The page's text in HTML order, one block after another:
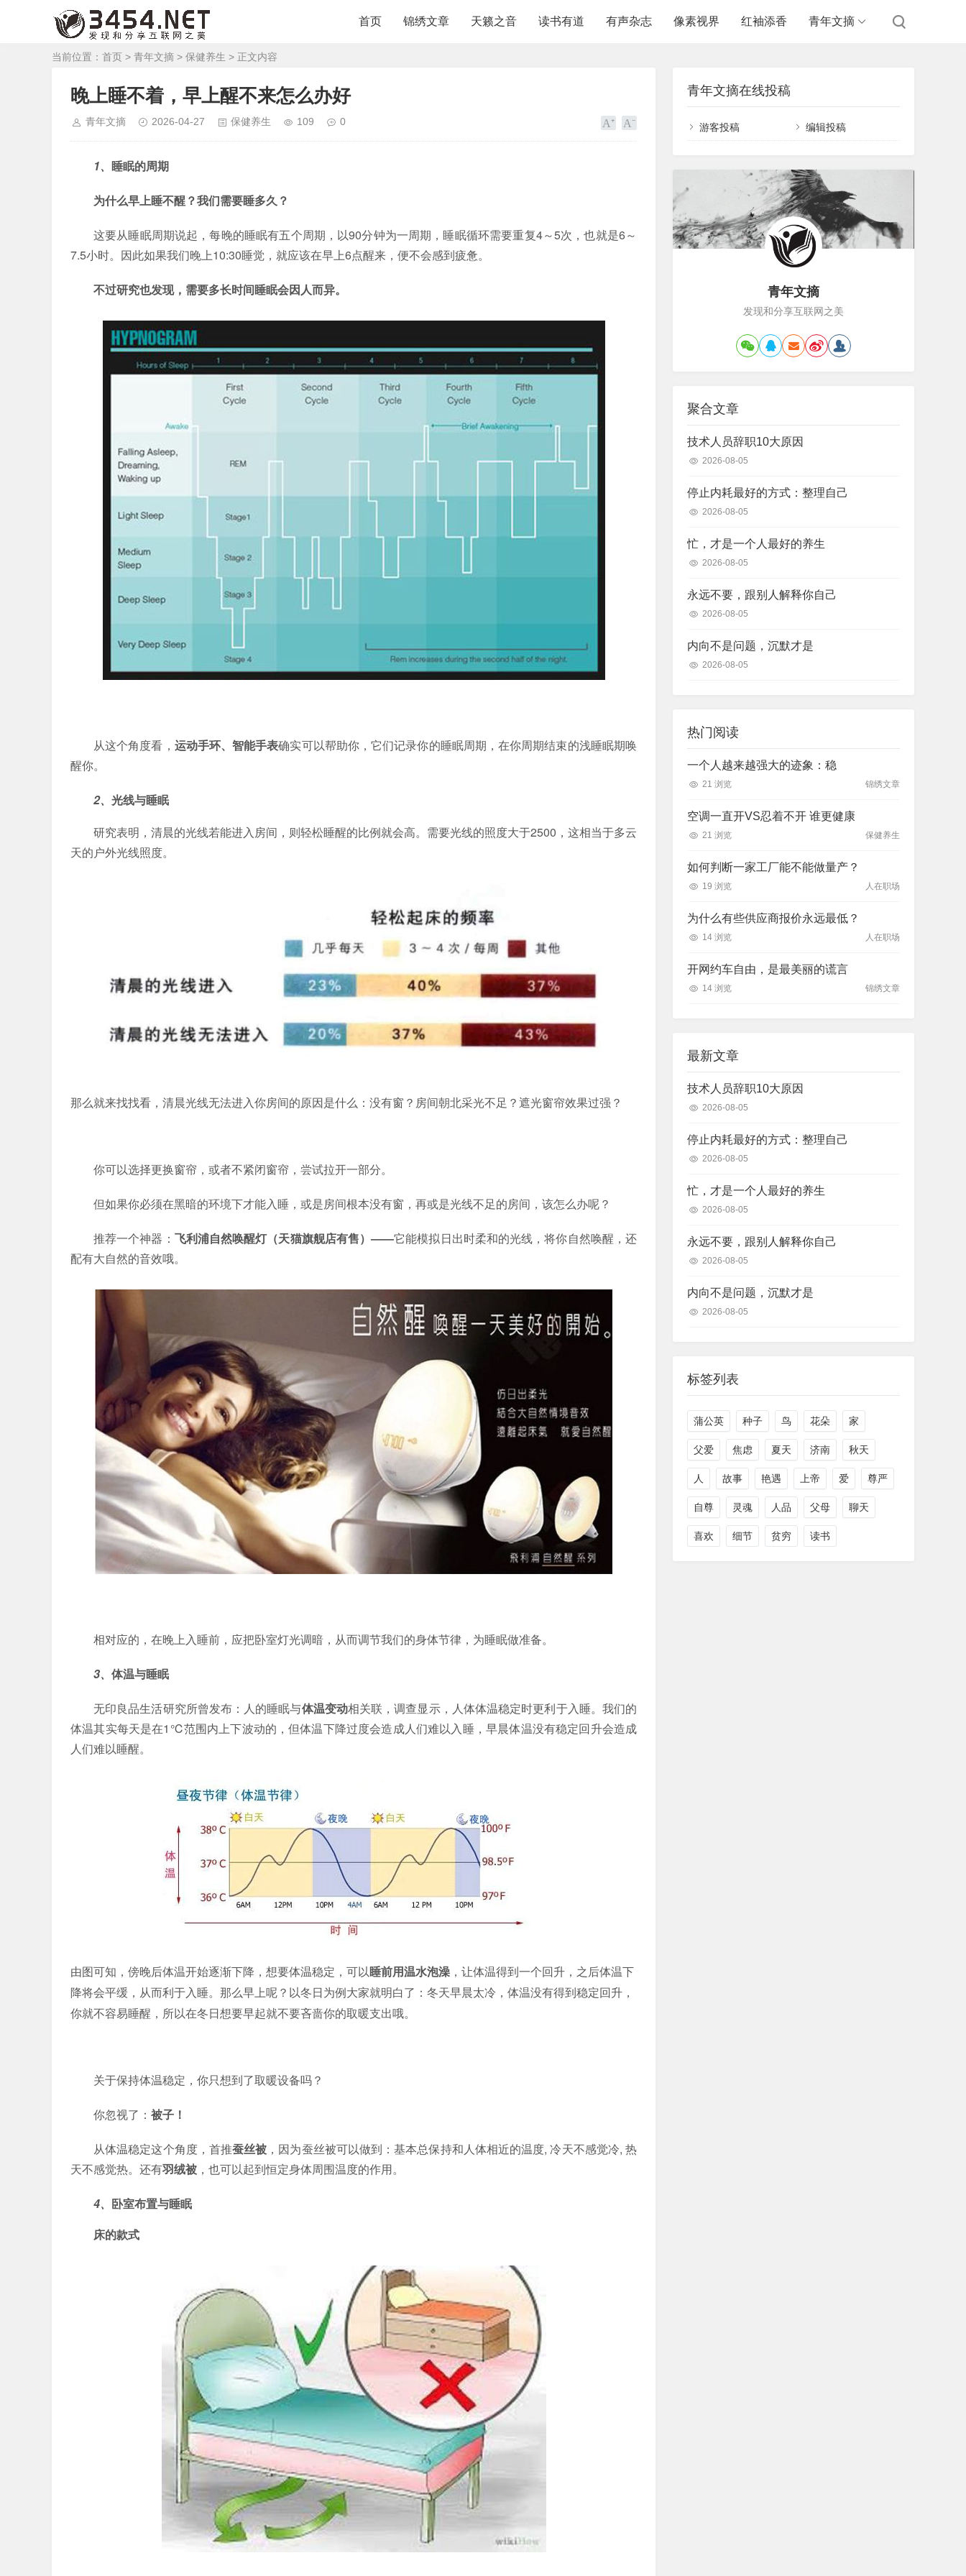
首页 锦绣文章 天籁之音 读书有道 有声杂志 像素视界 红袖添香 青年文摘
当前位置： 首页 > 青年文摘 > 保健养生 > 正文内容
晚上睡不着，早上醒不来怎么办好
青年文摘 2026-04-27 保健养生 109 0
1、 睡眠的周期
为什么早上睡不醒？我们需要睡多久？
这要从睡眠周期说起，每晚的睡眠有五个周期，以90分钟为一周期，睡眠循环需要重复4～5次，也就是6～
7.5小时。因此如果我们晚上10:30睡觉，就应该在早上6点醒来，便不会感到疲惫。
不过研究也发现，需要多长时间睡眠会因人而异。
从这个角度看， 运动手环、智能手表确实可以帮助你，它们记录你的睡眠周期，在你周期结束的浅睡眠期唤
醒你。
2、 光线与睡眠
研究表明，清晨的光线若能进入房间，则轻松睡醒的比例就会高。需要光线的照度大于2500，这相当于多云
天的户外光线照度。
那么就来找找看，清晨光线无法进入你房间的原因是什么：没有窗？房间朝北采光不足？遮光窗帘效果过强？
你可以选择更换窗帘，或者不紧闭窗帘，尝试拉开一部分。
但如果你必须在黑暗的环境下才能入睡，或是房间根本没有窗，再或是光线不足的房间，该怎么办呢？
推荐一个神器： 飞利浦自然唤醒灯（天猫旗舰店有售）——它能模拟日出时柔和的光线，将你自然唤醒，还
配有大自然的音效哦。
相对应的，在晚上入睡前，应把卧室灯光调暗，从而调节我们的身体节律，为睡眠做准备。
3、 体温与睡眠
无印良品生活研究所曾发布：人的睡眠与体温变动相关联，调查显示，人体体温稳定时更利于入睡。我们的
体温其实每天是在1℃范围内上下波动的，但体温下降过度会造成人们难以入睡，早晨体温没有稳定回升会造成
人们难以睡醒。
由图可知，傍晚后体温开始逐渐下降，想要体温稳定，可以睡前用温水泡澡 ，让体温得到一个回升，之后体温下
降将会平缓，从而利于入睡。那么早上呢？以冬日为例大家就明白了：冬天早晨太冷，体温没有得到稳定回升，
你就不容易睡醒，所以在冬日想要早起就不要吝啬你的取暖支出哦。
关于保持体温稳定，你只想到了取暖设备吗？
你忽视了： 被子！
从体温稳定这个角度，首推蚕丝被 ，因为蚕丝被可以做到：基本总保持和人体相近的温度, 冷天不感觉冷, 热
天不感觉热。还有羽绒被 ，也可以起到恒定身体周围温度的作用。
4、 卧室布置与睡眠
床的款式
青年文摘在线投稿
游客投稿 编辑投稿
青年文摘
发现和分享互联网之美
聚合文章
技术人员辞职10大原因
2026-08-05
停止内耗最好的方式：整理自己
2026-08-05
忙，才是一个人最好的养生
2026-08-05
永远不要，跟别人解释你自己
2026-08-05
内向不是问题，沉默才是
2026-08-05
热门阅读
一个人越来越强大的迹象：稳
21 浏览 锦绣文章
空调一直开VS忍着不开 谁更健康
21 浏览 保健养生
如何判断一家工厂能不能做量产？
19 浏览 人在职场
为什么有些供应商报价永远最低？
14 浏览 人在职场
开网约车自由，是最美丽的谎言
14 浏览 锦绣文章
最新文章
技术人员辞职10大原因
2026-08-05
停止内耗最好的方式：整理自己
2026-08-05
忙，才是一个人最好的养生
2026-08-05
永远不要，跟别人解释你自己
2026-08-05
内向不是问题，沉默才是
2026-08-05
标签列表
蒲公英 种子 鸟 花朵 家
父爱 焦虑 夏天 济南 秋天
人 故事 艳遇 上帝 爱 尊严
自尊 灵魂 人品 父母 聊天
喜欢 细节 贫穷 读书